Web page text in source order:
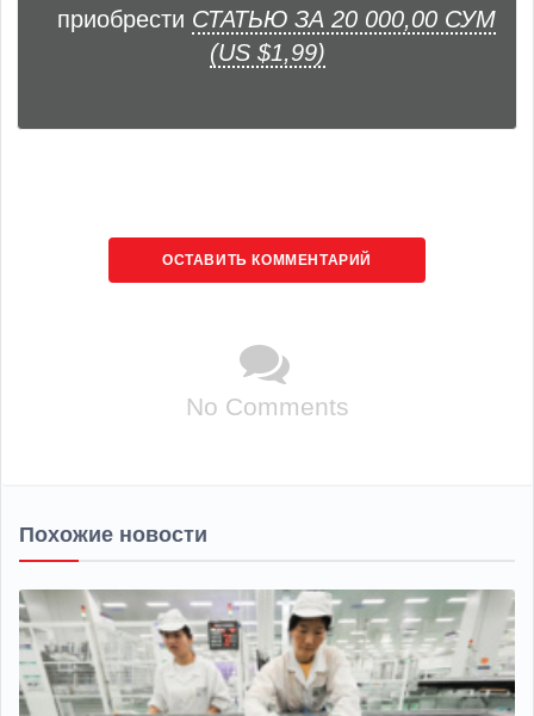
приобрести СТАТЬЮ ЗА 20 000,00 СУМ
(US $1,99)
ОСТАВИТЬ КОММЕНТАРИЙ
No Comments
Похожие новости